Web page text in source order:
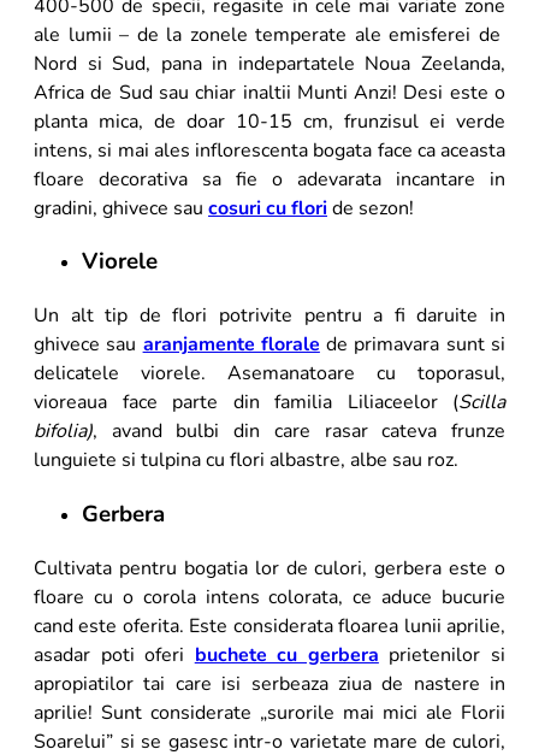
400-500 de specii, regasite in cele mai variate zone
ale lumii – de la zonele temperate ale emisferei de
Nord si Sud, pana in indepartatele Noua Zeelanda,
Africa de Sud sau chiar inaltii Munti Anzi! Desi este o
planta mica, de doar 10-15 cm, frunzisul ei verde
intens, si mai ales inflorescenta bogata face ca aceasta
floare decorativa sa fie o adevarata incantare in
gradini, ghivece sau cosuri cu floride sezon!
Viorele
Un alt tip de flori potrivite pentru a fi daruite in
ghivece sau aranjamente florale de primavara sunt si
delicatele viorele. Asemanatoare cu toporasul,
vioreaua face parte din familia Liliaceelor (Scilla
bifolia), avand bulbi din care rasar cateva frunze
lunguiete si tulpina cu flori albastre, albe sau roz.
Gerbera
Cultivata pentru bogatia lor de culori, gerbera este o
floare cu o corola intens colorata, ce aduce bucurie
cand este oferita. Este considerata floarea lunii aprilie,
asadar poti oferi buchete cu gerbera prietenilor si
apropiatilor tai care isi serbeaza ziua de nastere in
aprilie! Sunt considerate „surorile mai mici ale Florii
Soarelui” si se gasesc intr-o varietate mare de culori,